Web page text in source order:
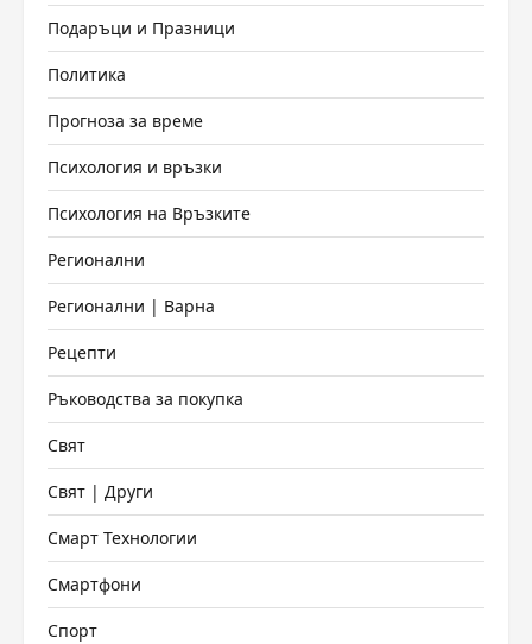
Подаръци и Празници
Политика
Прогноза за време
Психология и връзки
Психология на Връзките
Регионални
Регионални | Варна
Рецепти
Ръководства за покупка
Свят
Свят | Други
Смарт Технологии
Смартфони
Спорт